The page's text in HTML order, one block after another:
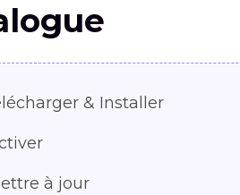
& Installer
à jour